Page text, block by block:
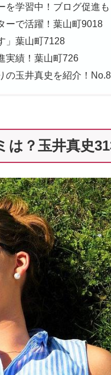
を学習中！ブログ促進
ーで活躍！葉山町9018
」葉山町7128
実績！葉山町726
の玉井真史を紹介！
は？玉井真史